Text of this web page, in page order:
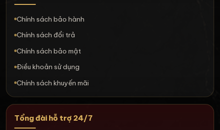
Chính sách bảo hành
Chính sách đổi trả
Chính sách bảo mật
Điều khoản sử dụng
Chính sách khuyến mãi
Tổng đài hỗ trợ 24/7